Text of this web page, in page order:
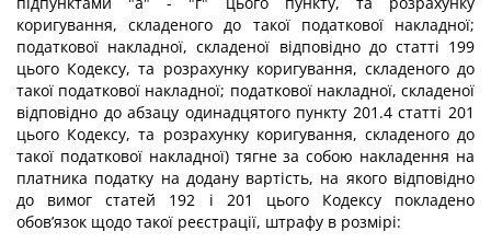
коригування, складеного до такої податкової накладної;
податкової накладної, складеної відповідно до статті 199
цього Кодексу, та розрахунку коригування, складеного до
такої податкової накладної; податкової накладної, складеної
відповідно до абзацу одинадцятого пункту 201.4 статті 201
цього Кодексу, та розрахунку коригування, складеного до
такої податкової накладної) тягне за собою накладення на
платника податку на додану вартість, на якого відповідно
до вимог статей 192 і 201 цього Кодексу покладено
обов’язок щодо такої реєстрації, штрафу в розмірі: